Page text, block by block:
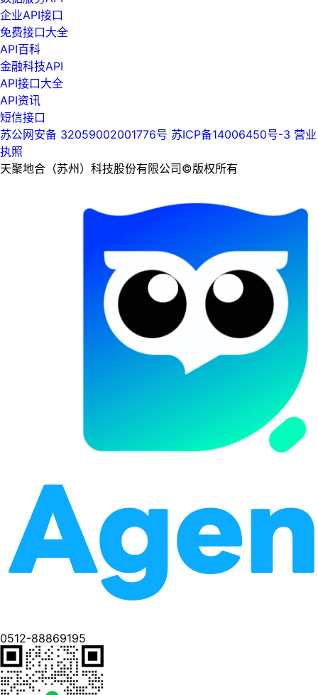
企业API接口
免费接口大全
API百科
金融科技API
API接口大全
API资讯
短信接口
苏公网安备 32059002001776号 苏ICP备14006450号-3 营业
执照
天聚地合（苏州）科技股份有限公司©版权所有
0512-88869195